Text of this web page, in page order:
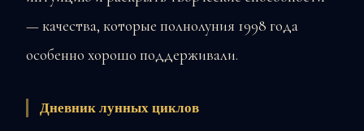
— качества, которые полнолуния 1998 года
особенно хорошо поддерживали.
Дневник лунных циклов